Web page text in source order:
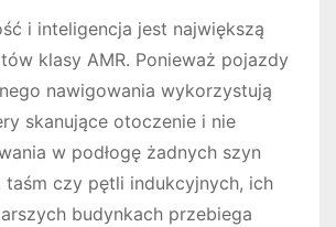
i inteligencja jest największą
klasy AMR. Ponieważ pojazdy
nawigowania wykorzystują
skanujące otoczenie i nie
w podłogę żadnych szyn
taśm czy pętli indukcyjnych, ich
budynkach przebiega